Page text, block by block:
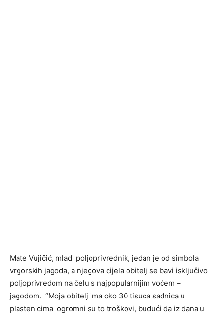
Mate Vujičić, mladi poljoprivrednik, jedan je od simbola
vrgorskih jagoda, a njegova cijela obitelj se bavi isključivo
poljoprivredom na čelu s najpopularnijim voćem –
jagodom. “Moja obitelj ima oko 30 tisuća sadnica u
plastenicima, ogromni su to troškovi, budući da iz dana u